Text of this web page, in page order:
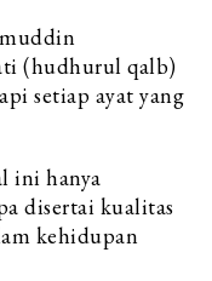
(hudhurul qalb)
setiap ayat yang
ini hanya
disertai kualitas
kehidupan